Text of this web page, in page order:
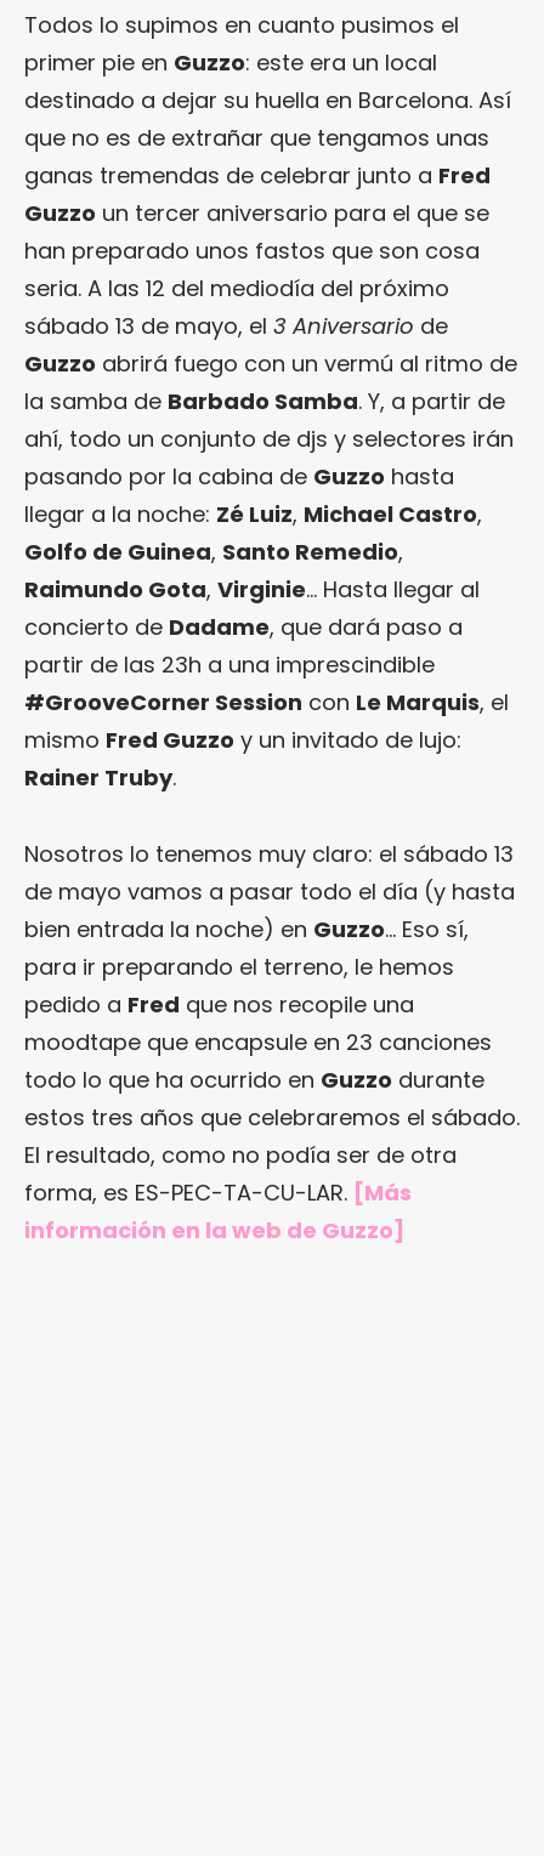
Todos lo supimos en cuanto pusimos el
primer pie en Guzzo: este era un local
destinado a dejar su huella en Barcelona. Así
que no es de extrañar que tengamos unas
ganas tremendas de celebrar junto a Fred
Guzzo un tercer aniversario para el que se
han preparado unos fastos que son cosa
seria. A las 12 del mediodía del próximo
sábado 13 de mayo, el 3 Aniversario de
Guzzo abrirá fuego con un vermú al ritmo de
la samba de Barbado Samba. Y, a partir de
ahí, todo un conjunto de djs y selectores irán
pasando por la cabina de Guzzo hasta
llegar a la noche: Zé Luiz, Michael Castro,
Golfo de Guinea, Santo Remedio,
Raimundo Gota, Virginie… Hasta llegar al
concierto de Dadame, que dará paso a
partir de las 23h a una imprescindible
#GrooveCorner Session con Le Marquis, el
mismo Fred Guzzo y un invitado de lujo:
Rainer Truby.
Nosotros lo tenemos muy claro: el sábado 13
de mayo vamos a pasar todo el día (y hasta
bien entrada la noche) en Guzzo… Eso sí,
para ir preparando el terreno, le hemos
pedido a Fred que nos recopile una
moodtape que encapsule en 23 canciones
todo lo que ha ocurrido en Guzzo durante
estos tres años que celebraremos el sábado.
El resultado, como no podía ser de otra
forma, es ES-PEC-TA-CU-LAR. [Más
información en la web de Guzzo]